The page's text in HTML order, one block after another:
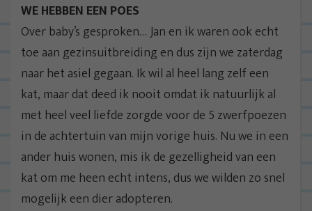
WE HEBBEN EEN POES
Over baby’s gesproken… Jan en ik waren ook echt
toe aan gezinsuitbreiding en dus zijn we zaterdag
naar het asiel gegaan. Ik wil al heel lang zelf een
kat, maar dat deed ik nooit omdat ik natuurlijk al
met heel veel liefde zorgde voor de 5 zwerfpoezen
in de achtertuin van mijn vorige huis. Nu we in een
ander huis wonen, mis ik de gezelligheid van een
kat om me heen echt intens, dus we wilden zo snel
mogelijk een dier adopteren.